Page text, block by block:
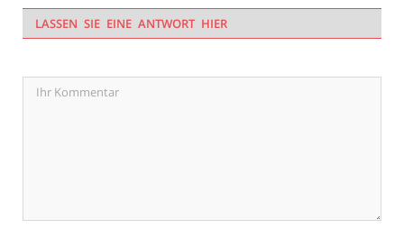
LASSEN SIE EINE ANTWORT HIER